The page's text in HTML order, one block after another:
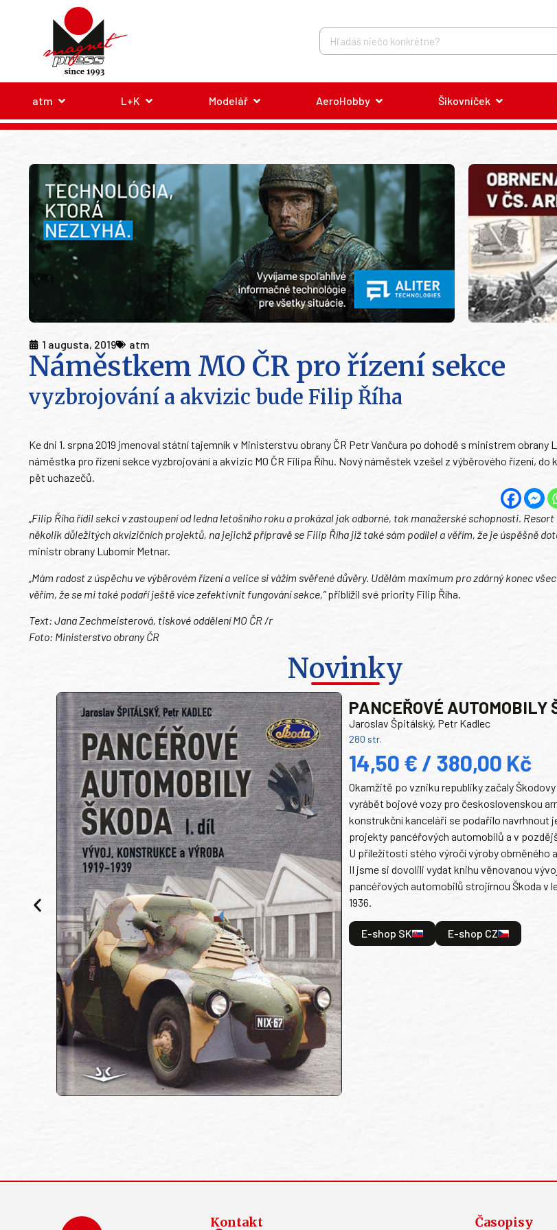
atm L+K Modelář AeroHobby Šikovníček
1 augusta, 2019 atm
Náměstkem MO ČR pro řízení sekce
vyzbrojování a akvizic bude Filip Říha
Ke dni 1. srpna 2019 jmenoval státní tajemník v Ministerstvu obrany ČR Petr Vančura po dohodě s ministrem obrany
náměstka pro řízení sekce vyzbrojování a akvizic MO ČR Filipa Říhu. Nový náměstek vzešel z výběrového řízení, do
pět uchazečů.
„Filip Říha řídil sekci v zastoupení od ledna letošního roku a prokázal jak odborné, tak manažerské schopnosti.
několik důležitých akvizičních projektů, na jejichž přípravě se Filip Říha již také sám podílel a věřím, že je úspěšně
ministr obrany Lubomír Metnar.
„Mám radost z úspěchu ve výběrovém řízení a velice si vážím svěřené důvěry. Udělám maximum pro zdárný konec
věřím, že se mi také podaří ještě více zefektivnit fungování sekce,”přiblížil své priority Filip Říha.
Text: Jana Zechmeisterová, tiskové oddělení MO ČR /r
Foto: Ministerstvo obrany ČR
Novinky
PANCEŘOVÉ AUTOMOBILY
Jaroslav Špitálský, Petr Kadlec
280 str.
14,50 € / 380,00 Kč
Okamžitě po vzniku republiky začaly
vyrábět bojové vozy pro československou
konstrukční kanceláři se podařilo navrhnout
projekty pancéřových automobilů a v
U příležitosti stého výročí výroby obrněného
II jsme si dovolili vydat knihu věnovanou
pancéřových automobilů strojírnou Škoda v
1936.
E-shop SK E-shop CZ
Kontakt Časopisy